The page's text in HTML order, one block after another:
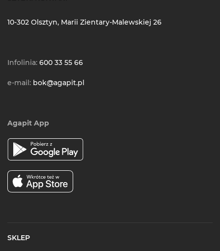
10-302 Olsztyn, Marii Zientary-Malewskiej 26
Infolinia: 600 33 55 66
e-mail: bok@agapit.pl
Agapit App
SKLEP